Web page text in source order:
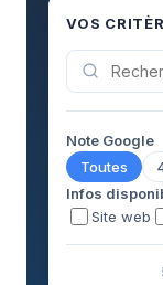
VOS
Note Google
Toutes
Infos
Site web